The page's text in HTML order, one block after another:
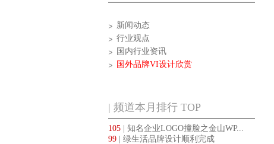
新闻动态
行业观点
国内行业资讯
国外品牌VI设计欣赏
| 频道本月排行 TOP
105 | 知名企业LOGO撞脸之金山WP...
99 | 绿生活品牌设计顺利完成